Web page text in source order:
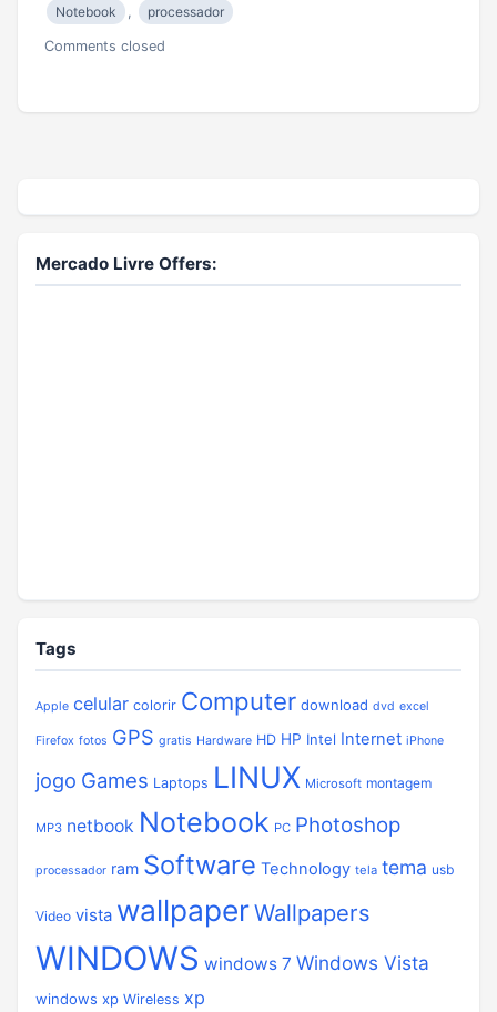
Notebook
, processador
Comments closed
Mercado Livre Offers:
Tags
Apple celular colorir Computer download dvd excel
Firefox fotos GPS gratis Hardware HD HP Intel Internet iPhone
jogo Games Laptops LINUX Microsoft montagem
MP3 netbook Notebook PC Photoshop
processador ram Software Technology tela tema usb
Video vista wallpaperWallpapers
WINDOWS windows 7 Windows Vista
windows xp Wireless xp